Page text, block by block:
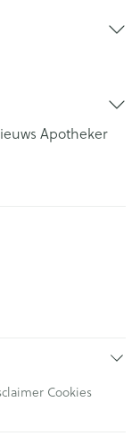
Apotheker
Cookies